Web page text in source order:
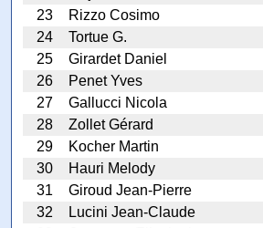
23
Rizzo Cosimo
24
Tortue G.
25
Girardet Daniel
26
Penet Yves
27
Gallucci Nicola
28
Zollet Gérard
29
Kocher Martin
30
Hauri Melody
31
Giroud Jean-Pierre
32
Lucini Jean-Claude